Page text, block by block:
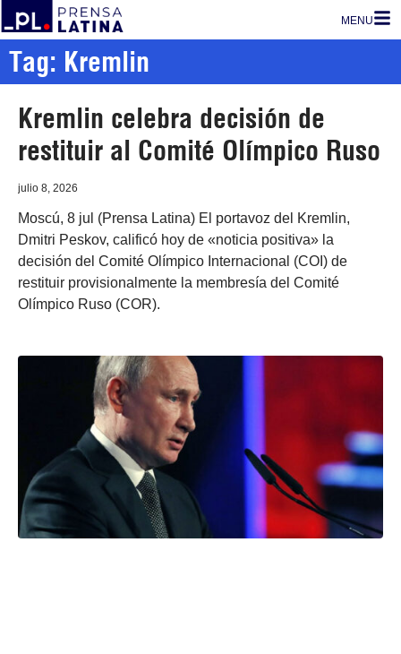
MENU
Tag: Kremlin
Kremlin celebra decisión de
restituir al Comité Olímpico Ruso
julio 8, 2026
Moscú, 8 jul (Prensa Latina) El portavoz del Kremlin,
Dmitri Peskov, calificó hoy de «noticia positiva» la
decisión del Comité Olímpico Internacional (COI) de
restituir provisionalmente la membresía del Comité
Olímpico Ruso (COR).